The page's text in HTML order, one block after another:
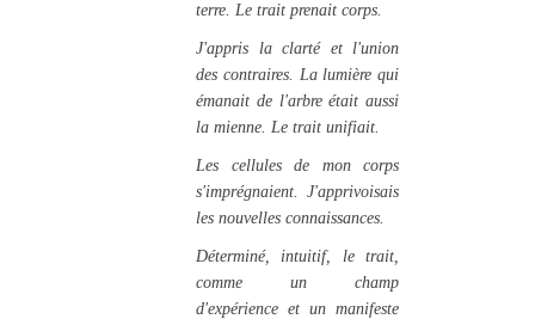
terre. Le trait prenait corps.
J'appris la clarté et l'union
des contraires. La lumière qui
émanait de l'arbre était aussi
la mienne. Le trait unifiait.
Les cellules de mon corps
s'imprégnaient. J'apprivoisais
les nouvelles connaissances.
Déterminé, intuitif, le trait,
comme un champ
d'expérience et un manifeste